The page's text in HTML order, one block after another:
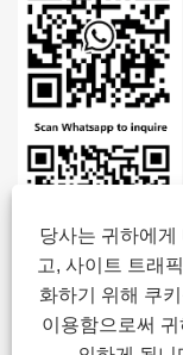
당사는 귀하에
고, 사이트 트래
화하기 위해 쿠
이용함으로써